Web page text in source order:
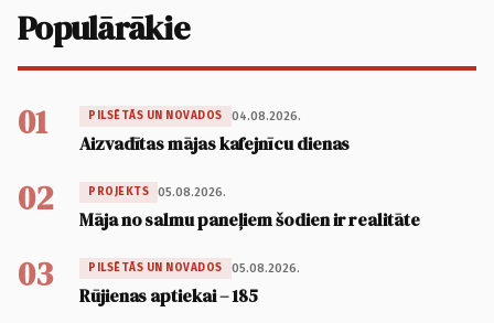
Populārākie
01 PILSĒTĀS UN NOVADOS 04.08.2026.
Aizvadītas mājas kafejnīcu dienas
02 PROJEKTS 05.08.2026.
Māja no salmu paneļiem šodien ir realitāte
03 PILSĒTĀS UN NOVADOS 05.08.2026.
Rūjienas aptiekai – 185